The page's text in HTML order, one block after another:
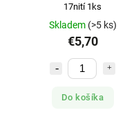
17nití 1ks
Skladem (>5 ks)
€5,70
Do košíka